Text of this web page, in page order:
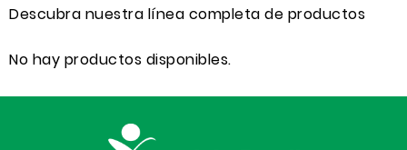
Descubra nuestra línea completa de productos
No hay productos disponibles.